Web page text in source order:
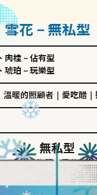
雪花－無私型
肉桂 － 佔有型
琥珀 － 玩樂型
溫暖的照顧者 愛吃醋
無私型
海鹽、雪花
向用心呵護、滿足另一半
密的關係連結，但也可